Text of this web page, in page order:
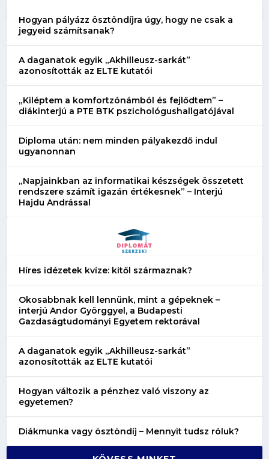
Hogyan pályázz ösztöndíjra úgy, hogy ne csak a
jegyeid számítsanak?
A daganatok egyik „Akhilleusz-sarkát”
azonosították az ELTE kutatói
„Kiléptem a komfortzónámból és fejlődtem” –
diákinterjú a PTE BTK pszichológushallgatójával
Diploma után: nem minden pályakezdő indul
ugyanonnan
„Napjainkban az informatikai készségek összetett
rendszere számít igazán értékesnek” – Interjú
Hajdu Andrással
Híres idézetek kvíze: kitől származnak?
Okosabbnak kell lennünk, mint a gépeknek –
interjú Andor Györggyel, a Budapesti
Gazdaságtudományi Egyetem rektorával
A daganatok egyik „Akhilleusz-sarkát”
azonosították az ELTE kutatói
Hogyan változik a pénzhez való viszony az
egyetemen?
Diákmunka vagy ösztöndíj – Mennyit tudsz róluk?